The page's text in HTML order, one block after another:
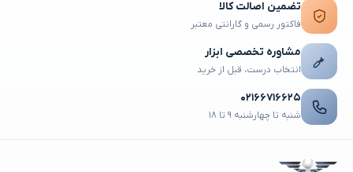
تضمین اصالت کالا
فاکتور رسمی و گارانتی معتبر
مشاوره تخصصی ابزار
انتخاب درست، قبل از خرید
۰۲۱۶۶۷۱۶۶۲۵
شنبه تا چهارشنبه ۹ تا ۱۸